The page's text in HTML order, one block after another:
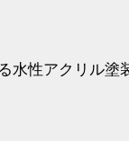
水性アクリル塗